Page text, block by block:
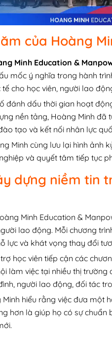
của Hoàng
Minh Education &
mốc ý nghĩa trong hành
cho học viên, người lao
đánh dấu thời gian hoạt
nền tảng, Hoàng Minh
tạo và kết nối nhân lực
Minh cùng lưu lại hình ảnh
và quyết tâm tiếp tục
dựng niềm tin
Minh Education &
lao động. Mỗi chương
lực và khát vọng thay đổi
học viên tiếp cận các
làm việc tại nhiều thị
người lao động, đối tác
hiểu rằng việc đưa
hơn là giúp họ có sự